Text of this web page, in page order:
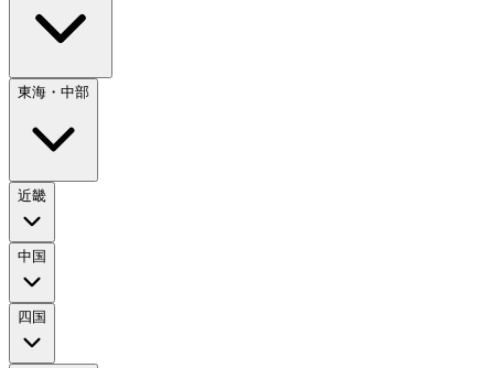
東海・中部
近畿
中国
四国